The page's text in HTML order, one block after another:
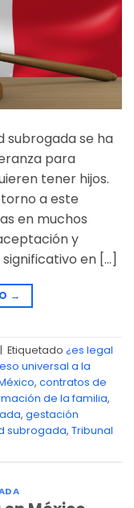
subrogada se ha
para
tener hijos.
a este
en muchos
y
significativo en […]
→
| Etiquetado ¿es legal
universal a la
, contratos de
de la familia,
, gestación
subrogada, Tribunal